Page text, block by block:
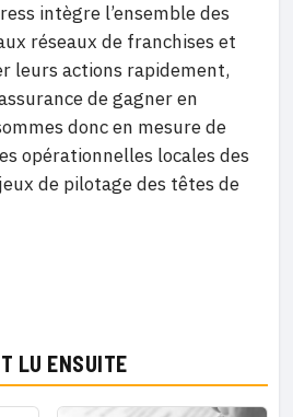
intègre l’ensemble des
réseaux de franchises et
leurs actions rapidement,
de gagner en
donc en mesure de
opérationnelles locales des
de pilotage des têtes de
LU ENSUITE